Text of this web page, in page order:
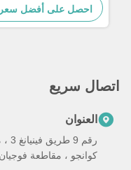
احصل على أفضل سعر
اتصال سريع
العنوان
كوانجو ، مقاطعة